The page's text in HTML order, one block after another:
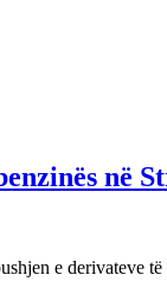
në
e derivateve